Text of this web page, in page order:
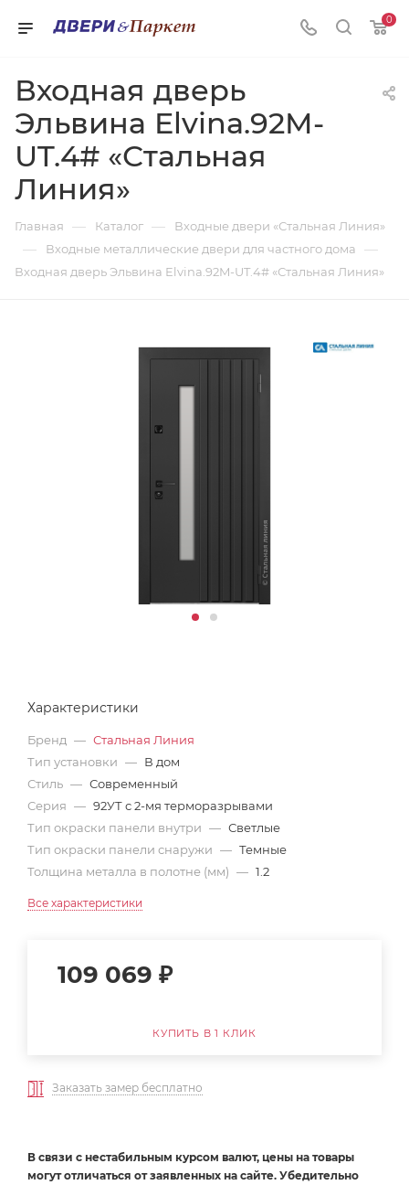
0
Входная дверь
Эльвина Elvina.92M-
UT.4# «Стальная
Линия»
Главная — Каталог — Входные двери «Стальная Линия»
— Входные металлические двери для частного дома —
Входная дверь Эльвина Elvina.92M-UT.4# «Стальная Линия»
Характеристики
Бренд — Стальная Линия
Тип установки — В дом
Стиль — Современный
Серия — 92УТ с 2-мя терморазрывами
Тип окраски панели внутри — Светлые
Тип окраски панели снаружи — Темные
Толщина металла в полотне (мм) — 1.2
Все характеристики
109 069 ₽
КУПИТЬ В 1 КЛИК
Заказать замер бесплатно
В связи с нестабильным курсом валют, цены на товары
могут отличаться от заявленных на сайте. Убедительно